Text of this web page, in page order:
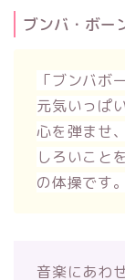
ブンバ・ボー
「ブンバボ
元気いっぱ
心を弾ませ
しろいこと
の体操です。
音楽にあわ